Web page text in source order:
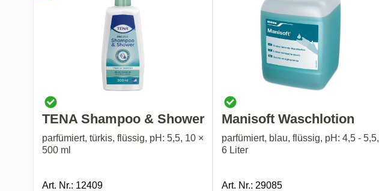
TENA Shampoo & Shower
parfümiert, türkis, flüssig, pH: 5,5, 10 ×
500 ml
Art. Nr.: 12409
Manisoft Waschlotion
parfümiert, blau, flüssig, pH: 4,5 - 5,5,
6 Liter
Art. Nr.: 29085